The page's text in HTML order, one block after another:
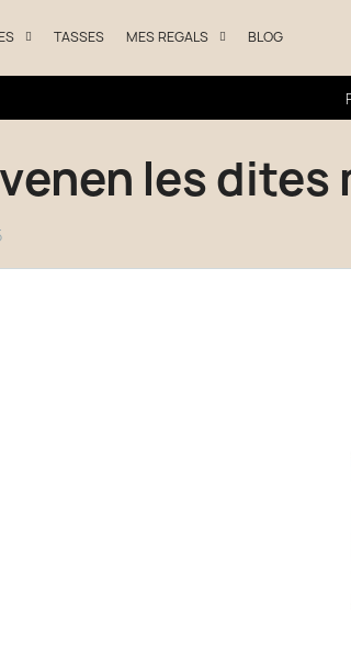
TASSES MES REGALS BLOG
venen les